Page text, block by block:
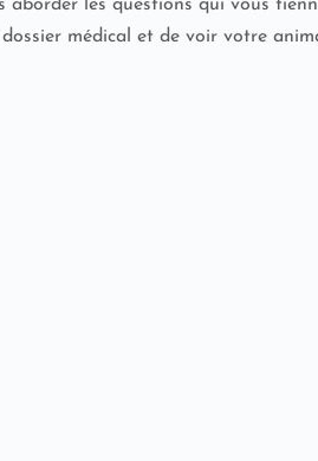
aborder les questions qui vous
médical et de voir votre